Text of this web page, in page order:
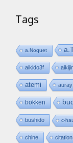
Tags
a.Noquet
aikido3f
atemi auray
bokken
bushido c-
chine citation